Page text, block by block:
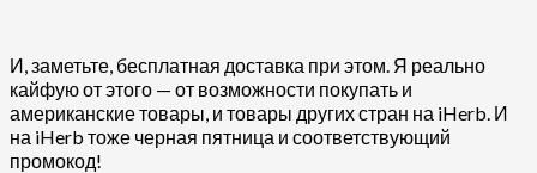
И, заметьте, бесплатная доставка при этом. Я реально
кайфую от этого — от возможности покупать и
американские товары, и товары других стран на iHerb. И
на iHerb тоже черная пятница и соответствующий
промокод!